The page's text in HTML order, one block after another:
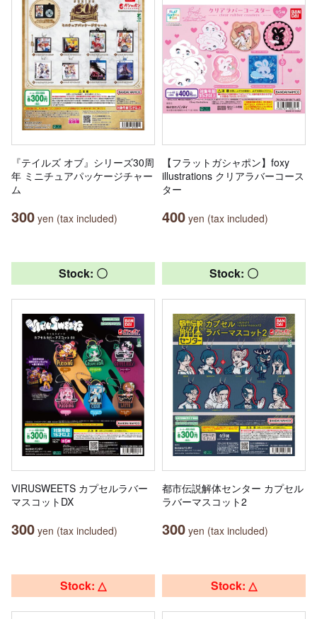
『テイルズ オブ』シリーズ30周
年 ミニチュアパッケージチャー
ム
300 yen (tax included)
【フラットガシャポン】foxy
illustrations クリアラバーコース
ター
400 yen (tax included)
Stock: 〇
VIRUSWEETS カプセルラバー
マスコットDX
300 yen (tax included)
Stock: 〇
都市伝説解体センター カプセル
ラバーマスコット2
300 yen (tax included)
Stock: △ Stock: △